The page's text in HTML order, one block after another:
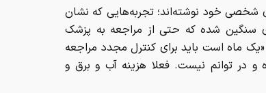
شخصی خود نوشته‌اند؛ تجربه‌هایی که نشان
سنگین شده که حتی از مراجعه به پزشک
ماه است باید برای کنترل مجدد مراجعه
و در توانم نیست. فعلا هزینه آب و برق و